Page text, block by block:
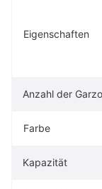
Eigenschaften
Anzahl der
Farbe
Kapazität